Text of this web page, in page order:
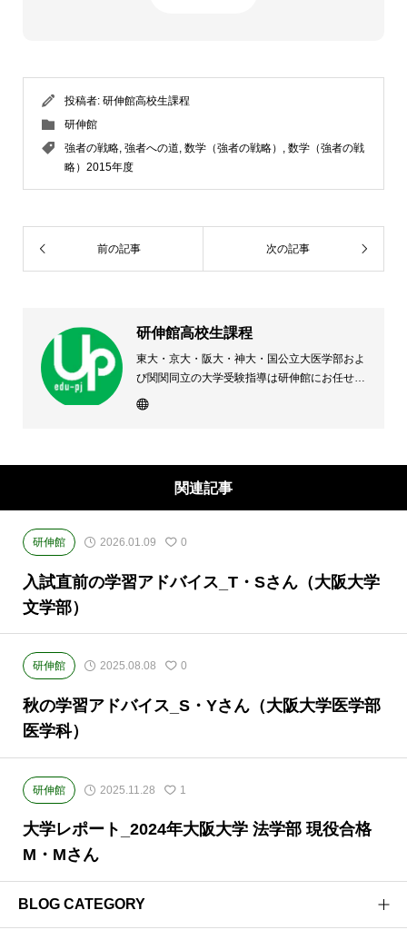
投稿者: 研伸館高校生課程
研伸館
強者の戦略 強者への道 数学（強者の戦略）
数学（強者の戦
略）2015年度
前の記事 次の記事
研伸館高校生課程
東大・京大・阪大・神大・国公立大医学部およ
び関関同立の大学受験指導は研伸館にお任せく
ださい。 大阪(上本町・天王寺・豊中)・兵庫
関連記事
研伸館 2026.01.09 0
入試直前の学習アドバイス_T・Sさん（大阪大学
文学部）
研伸館 2025.08.08 0
秋の学習アドバイス_S・Yさん（大阪大学医学部
医学科）
研伸館 2025.11.28 1
大学レポート_2024年大阪大学 法学部 現役合格
M・Mさん
BLOG CATEGORY